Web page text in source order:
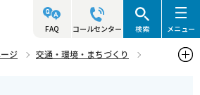
FAQ コールセンター 検索 メニュー
ジ
交通・環境・まちづくり